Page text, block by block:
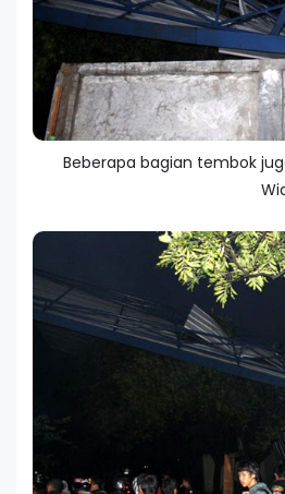
Beberapa bagian tembok